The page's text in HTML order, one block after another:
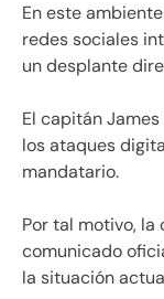
En este
redes sociales
un desplante
El capitán
los ataques
mandatario.
Por tal motivo,
comunicado
la situación